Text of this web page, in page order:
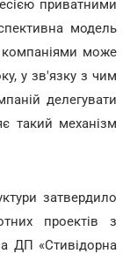
приватними
модель
компаніями може
у зв'язку з чим
делегувати
такий механізм
затвердило
проектів з
ДП «Стивідорна